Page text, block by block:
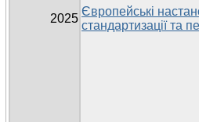
2025
Європейські
стандартизації та